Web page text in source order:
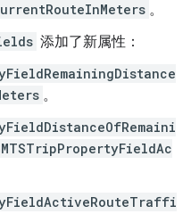
。
添加了新属性：
。